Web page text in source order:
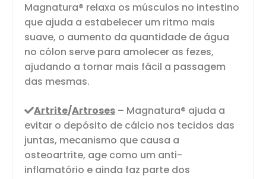
Magnatura® relaxa os músculos no intestino
que ajuda a estabelecer um ritmo mais
suave, o aumento da quantidade de água
no cólon serve para amolecer as fezes,
ajudando a tornar mais fácil a passagem
das mesmas.
Artrite/Artroses – Magnatura® ajuda a
evitar o depósito de cálcio nos tecidos das
juntas, mecanismo que causa a
osteoartrite, age como um anti-
inflamatório e ainda faz parte dos